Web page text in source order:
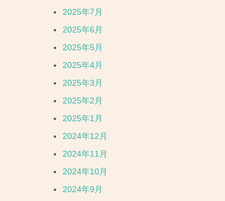
2025年7月
2025年6月
2025年5月
2025年4月
2025年3月
2025年2月
2025年1月
2024年12月
2024年11月
2024年10月
2024年9月